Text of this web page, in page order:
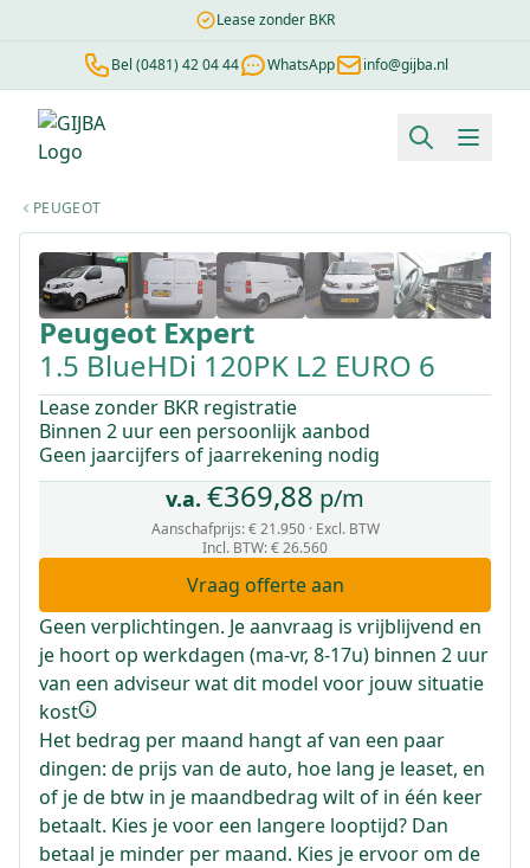
Lease zonder BKR
Bel (0481) 42 04 44 WhatsApp info@gijba.nl
Financial lease berekenen
PEUGEOT
PeugeotExpert
1.5 BlueHDi 120PK L2 EURO 6
Lease zonder BKR registratie
Binnen 2 uur een persoonlijk aanbod
Geen jaarcijfers of jaarrekening nodig
v.a. €369,88 p/m
Aanschafprijs:€ 21.950· Excl. BTW
Incl. BTW:€ 26.560
Vraag offerte aan
Geen verplichtingen. Je aanvraag is vrijblijvend en
je hoort op werkdagen (ma-vr, 8-17u) binnen 2 uur
van een adviseur wat dit model voor jouw situatie
kost
Het bedrag per maand hangt af van een paar
dingen: de prijs van de auto, hoe lang je leaset, en
of je de btw in je maandbedrag wilt of in één keer
betaalt. Kies je voor een langere looptijd? Dan
betaal je minder per maand. Kies je ervoor om de